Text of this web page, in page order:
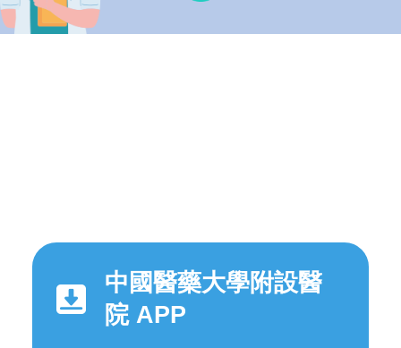
中國醫藥大學附設醫
院 APP